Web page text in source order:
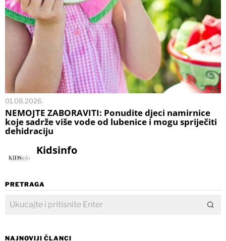
01.08.2026.
NEMOJTE ZABORAVITI: Ponudite djeci namirnice
koje sadrže više vode od lubenice i mogu spriječiti
dehidraciju
Kidsinfo
PRETRAGA
NAJNOVIJI ČLANCI